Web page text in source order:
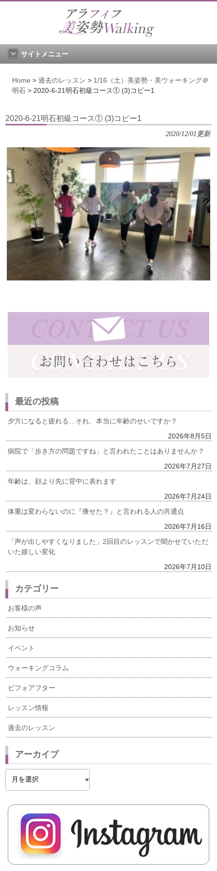
サイトメニュー
Home > 過去のレッスン > 1/16（土）美姿勢・美ウォーキング＠
明石 > 2020-6-21明石初級コース① (3)コピー1
2020-6-21明石初級コース① (3)コピー1
2020/12/01更新
最近の投稿
夕方になると疲れる…それ、本当に年齢のせいですか？
2026年8月5日
病院で「歩き方の問題ですね」と言われたことはありませんか？
2026年7月27日
年齢は、顔より先に背中に表れます
2026年7月24日
体重は変わらないのに『痩せた？』と言われる人の共通点
2026年7月16日
「声が出しやすくなりました」2回目のレッスンで聞かせていただ
いた嬉しい変化
2026年7月10日
カテゴリー
お客様の声
お知らせ
イベント
ウォーキングコラム
ビフォアフター
レッスン情報
過去のレッスン
アーカイブ
イ